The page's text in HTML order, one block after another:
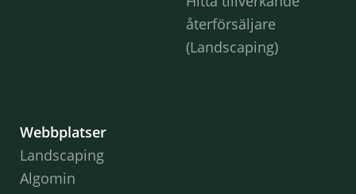
återförsäljare
(Landscaping)
Webbplatser
Landscaping
Algomin